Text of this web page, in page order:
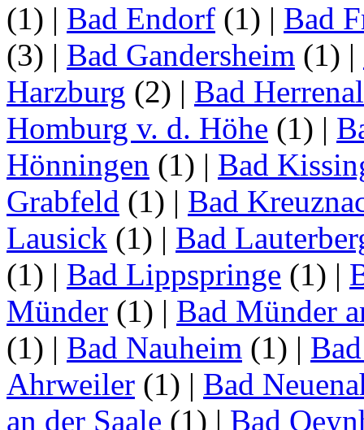
(1) | Bad Endorf (1) | Bad
(3) | Bad Gandersheim (1) |
Harzburg (2) | Bad
Homburg v. d. Höhe (1) |
Hönningen (1) | Bad
Grabfeld (1) | Bad
Lausick (1) | Bad
(1) | Bad Lippspringe (1) |
Münder (1) | Bad Münder
(1) | Bad Nauheim (1) |
Ahrweiler (1) | Bad
an der Saale (1) | Bad